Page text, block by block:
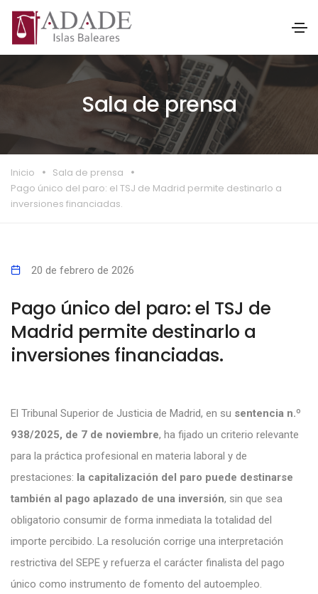
Sala de prensa
Inicio
Sala de prensa
Pago único del paro: el TSJ de Madrid permite destinarlo a
inversiones financiadas.
20 de febrero de 2026
Pago único del paro: el TSJ de
Madrid permite destinarlo a
inversiones financiadas.
El Tribunal Superior de Justicia de Madrid, en su sentencia n.º
938/2025, de 7 de noviembre, ha fijado un criterio relevante
para la práctica profesional en materia laboral y de
prestaciones: la capitalización del paro puede destinarse
también al pago aplazado de una inversión, sin que sea
obligatorio consumir de forma inmediata la totalidad del
importe percibido. La resolución corrige una interpretación
restrictiva del SEPE y refuerza el carácter finalista del pago
único como instrumento de fomento del autoempleo.